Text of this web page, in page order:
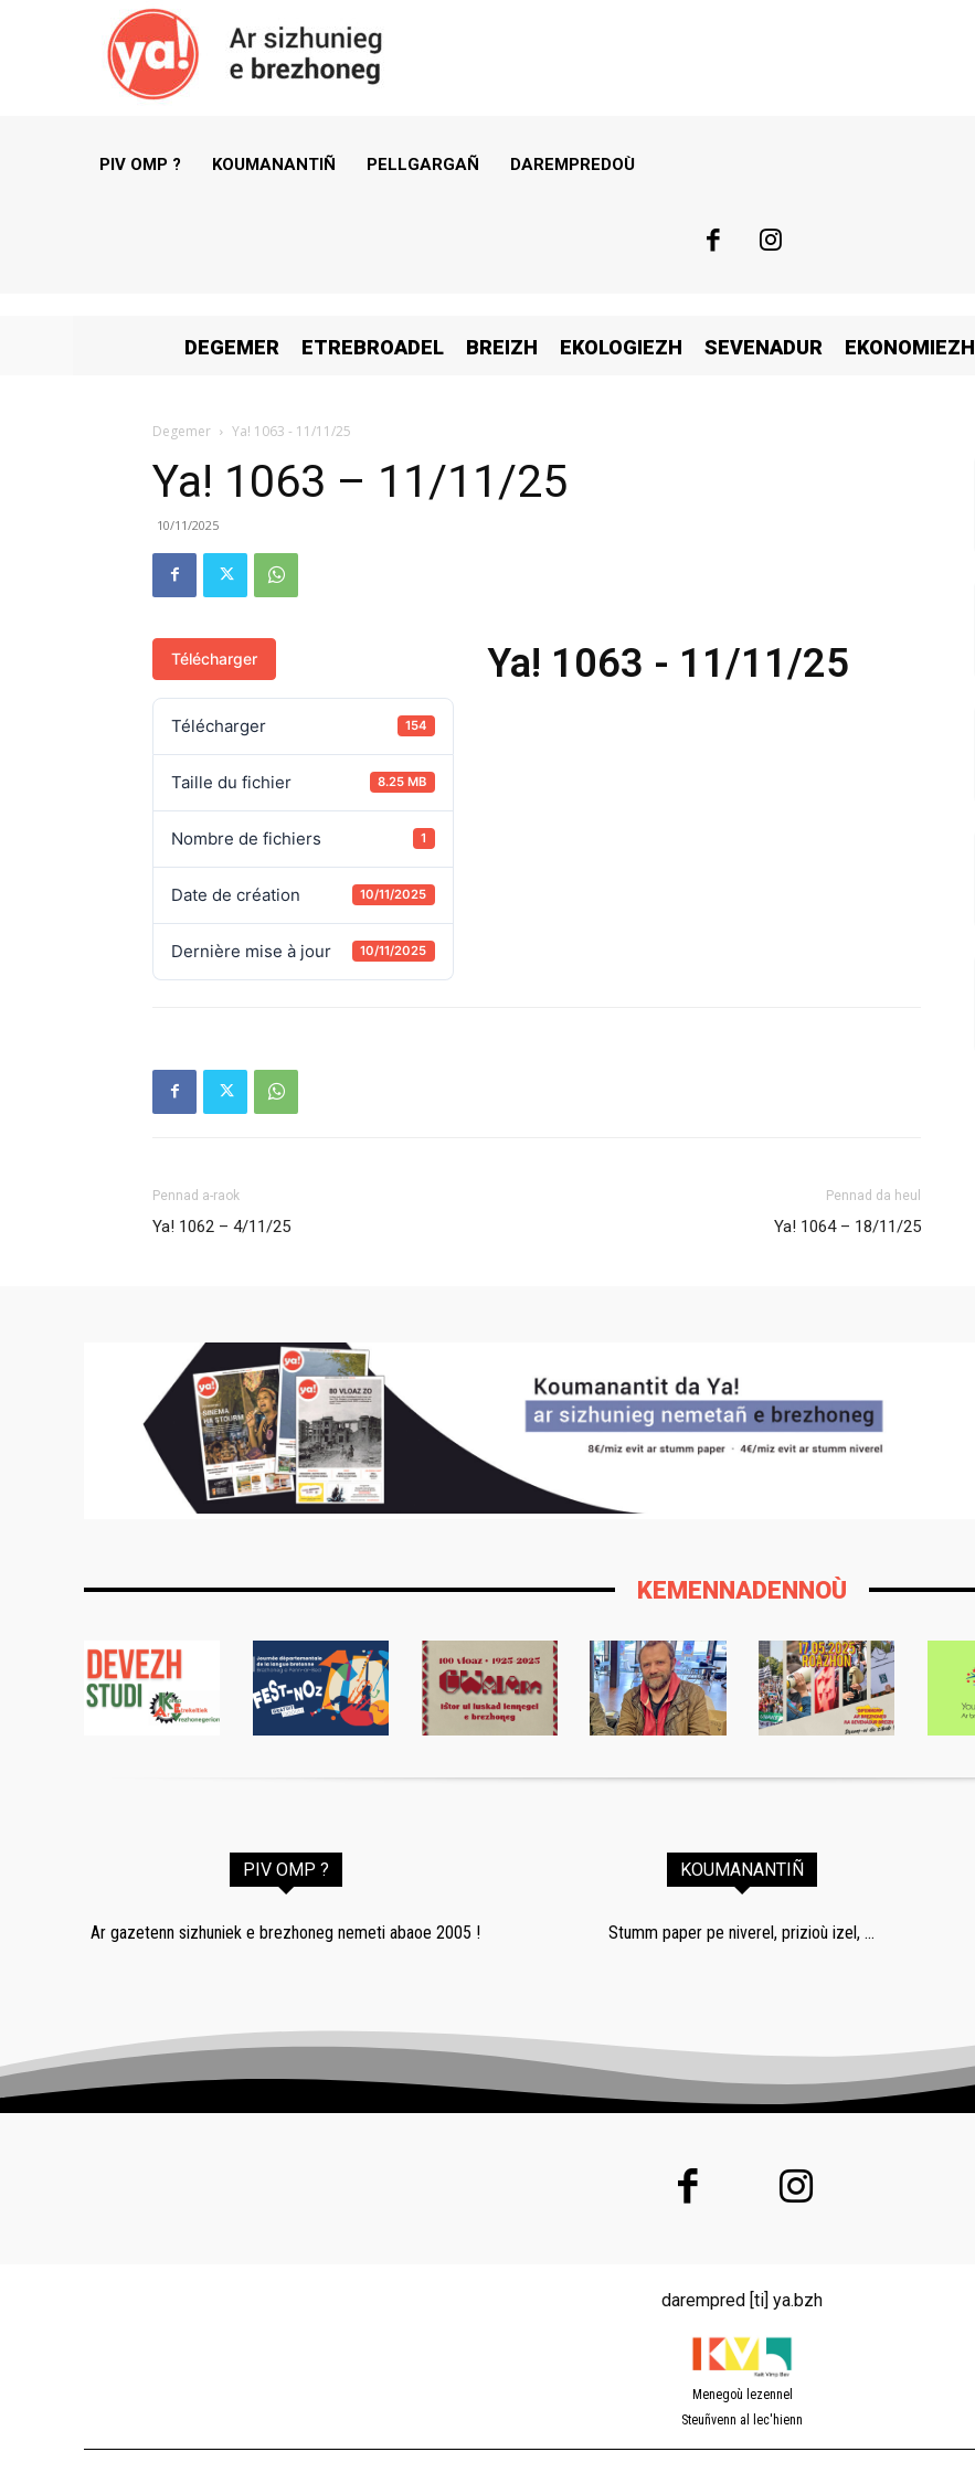
PIV OMP ? KOUMANANTIÑ PELLGARGAÑ DAREMPREDOÙ
DEGEMER ETREBROADEL BREIZH EKOLOGIEZH SEVENADUR EKONOMIEZH
Degemer Ya! 1063 - 11/11/25
Ya! 1063 – 11/11/25
10/11/2025
Télécharger
Télécharger 154
Taille du fichier 8.25 MB
Nombre de fichiers 1
Date de création 10/11/2025
Dernière mise à jour 10/11/2025
Ya! 1063 - 11/11/25
Pennad a-raok
Ya! 1062 – 4/11/25
Pennad da heul
Ya! 1064 – 18/11/25
KEMENNADENNOÙ
PIV OMP ?
Ar gazetenn sizhuniek e brezhoneg nemeti abaoe 2005 !
KOUMANANTIÑ
Stumm paper pe niverel, prizioù izel, ...
darempred [ti] ya.bzh
Menegoù lezennel
Steuñvenn al lec'hienn